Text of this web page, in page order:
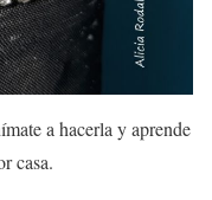
a hacerla y aprende
casa.